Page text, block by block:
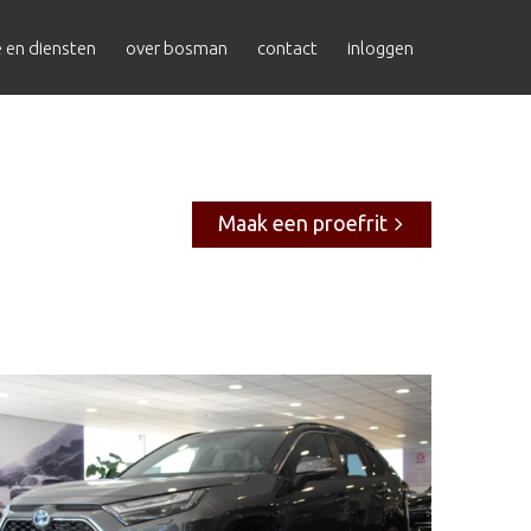
en diensten over bosman contact inloggen
Maak een proefrit